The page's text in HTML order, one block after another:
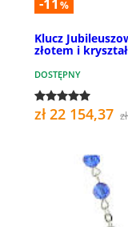
%
Klucz
złotem i
DOSTĘPNY
zł 22 154,37